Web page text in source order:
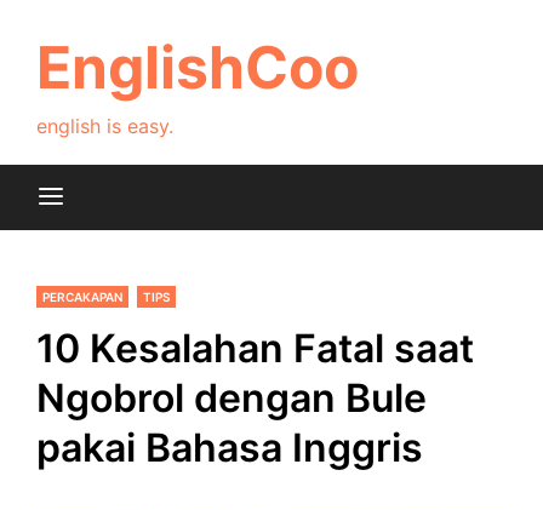
contentEnglishCoo
english is easy.
PERCAKAPAN TIPS
10 Kesalahan Fatal saat
Ngobrol dengan Bule
pakai Bahasa Inggris